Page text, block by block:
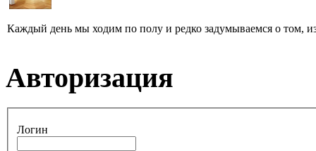
Каждый день мы ходим по полу и редко задумываемся о том,
Авторизация
Логин